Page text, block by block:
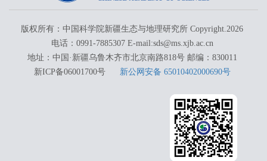
版权所有：中国科学院新疆生态与地理研究所 Copyright.2026
电话：0991-7885307 E-mail:sds@ms.xjb.ac.cn
地址：中国·新疆乌鲁木齐市北京南路818号 邮编：830011
新ICP备06001700号 新公网安备 65010402000690号